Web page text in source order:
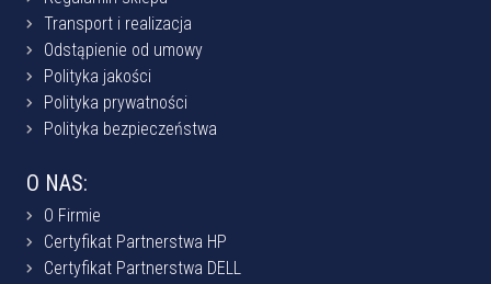
Transport i realizacja
Odstąpienie od umowy
Polityka jakości
Polityka prywatności
Polityka bezpieczeństwa
O NAS:
O Firmie
Certyfikat Partnerstwa HP
Certyfikat Partnerstwa DELL